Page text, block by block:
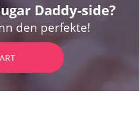
Daddy-side?
den perfekte!